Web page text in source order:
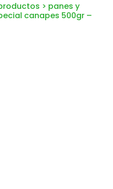
> panes y
canapes 500gr –